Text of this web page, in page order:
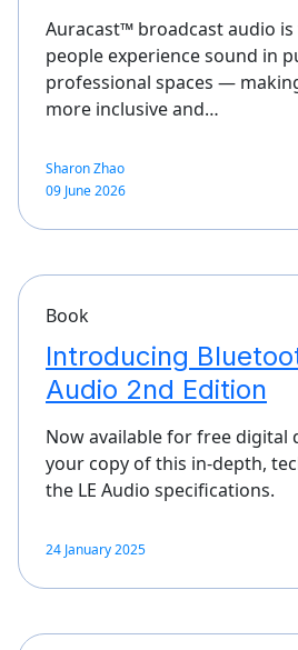
Auracast™ broadcast audio
people experience sound in
professional spaces —
more inclusive and…
Sharon Zhao
09 June 2026
Book
Introducing
Audio 2nd Edition
Now available for free digital
your copy of this in-depth,
the LE Audio specifications.
24 January 2025